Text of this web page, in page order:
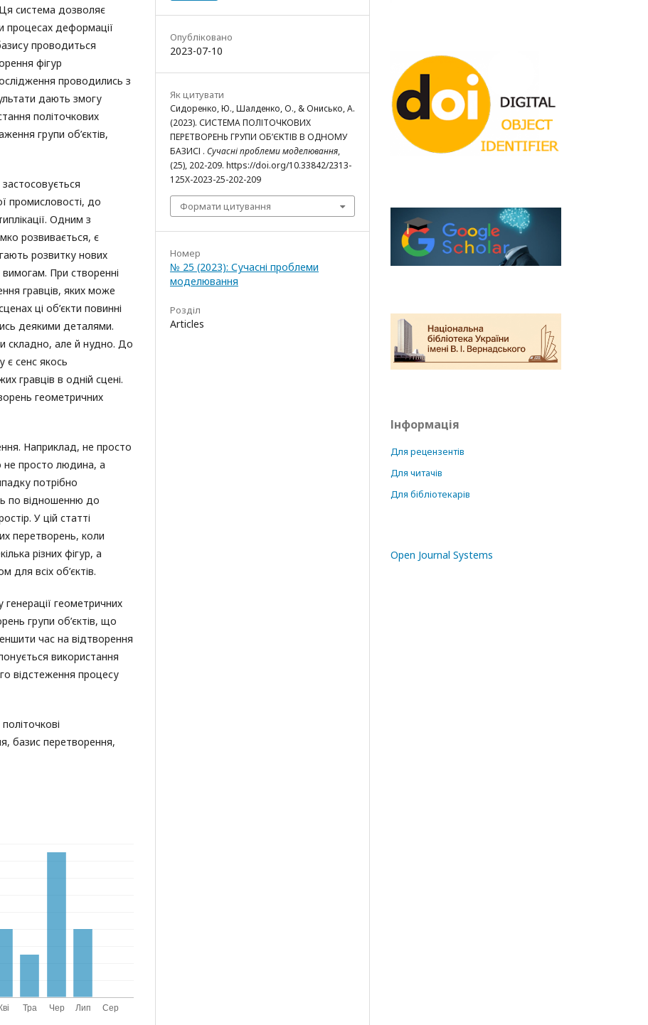
Ця система дозволяє
процесах деформації
проводиться
фігур
проводились з
дають змогу
політочкових
групи об’єктів,
промисловості, до
Одним з
розвивається, є
розвитку нових
вимогам. При створенні
гравців, яких може
ці об’єкти повинні
деякими деталями.
складно, але й нудно. До
є сенс якось
гравців в одній сцені.
геометричних
Наприклад, не просто
просто людина, а
потрібно
по відношенню до
У цій статті
перетворень, коли
різних фігур, а
всіх об’єктів.
геометричних
групи об’єктів, що
час на відтворення
використання
відстеження процесу
базис перетворення,
Опубліковано
2023-07-10
Як цитувати
Сидоренко, Ю., Шалденко, О., & Онисько, А.
(2023). СИСТЕМА ПОЛІТОЧКОВИХ
ПЕРЕТВОРЕНЬ ГРУПИ ОБ’ЄКТІВ В ОДНОМУ
БАЗИСІ . Сучасні проблеми моделювання,
(25), 202-209. https://doi.org/10.33842/2313-
125X-2023-25-202-209
Формати цитування
Номер
№ 25 (2023): Сучасні проблеми
моделювання
Розділ
Articles
Інформація
Для рецензентів
Для читачів
Для бібліотекарів
Open Journal Systems